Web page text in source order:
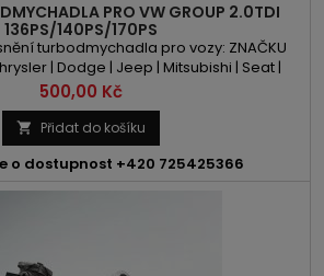
PRO VW GROUP 2.0TDI
136PS/140PS/170PS
turbodmychadla pro vozy: ZNAČKU
| Dodge | Jeep | Mitsubishi | Seat |
MODEL: A3 | TT | Sebring | Avenger |
| Compass | Patriot | Grandis | Lancer |
| Toledo | Octavia | Superb | Yeti | Eos I |
| Passat CC | Scirocco | Tiguan...
Cena
500,00 Kč
 Přidat do košíku
o dostupnost +420 725425366